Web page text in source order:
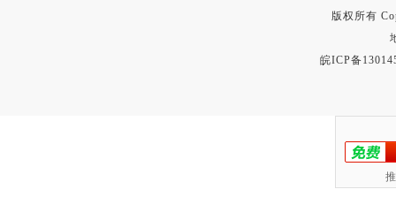
版权所有
皖ICP备